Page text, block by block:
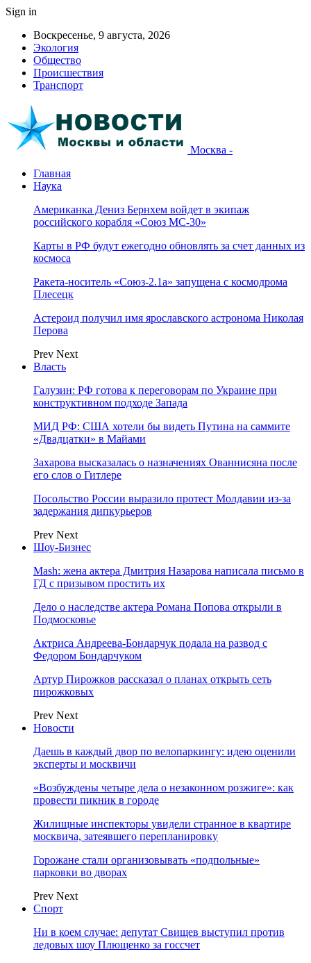
Sign in
Воскресенье, 9 августа, 2026
Экология
Общество
Происшествия
Транспорт
Москва -
Главная
Наука
Американка Дениз Бернхем войдет в экипаж
российского корабля «Союз МС-30»
Карты в РФ будут ежегодно обновлять за счет данных из
космоса
Ракета-носитель «Союз-2.1а» запущена с космодрома
Плесецк
Астероид получил имя ярославского астронома Николая
Перова
Prev Next
Власть
Галузин: РФ готова к переговорам по Украине при
конструктивном подходе Запада
МИД РФ: США хотели бы видеть Путина на саммите
«Двадцатки» в Майами
Захарова высказалась о назначениях Ованнисяна после
его слов о Гитлере
Посольство России выразило протест Молдавии из-за
задержания дипкурьеров
Prev Next
Шоу-Бизнес
Mash: жена актера Дмитрия Назарова написала письмо в
ГД с призывом простить их
Дело о наследстве актера Романа Попова открыли в
Подмосковье
Актриса Андреева-Бондарчук подала на развод с
Федором Бондарчуком
Артур Пирожков рассказал о планах открыть сеть
пирожковых
Prev Next
Новости
Даешь в каждый двор по велопаркингу: идею оценили
эксперты и москвичи
«Возбуждены четыре дела о незаконном розжиге»: как
провести пикник в городе
Жилищные инспекторы увидели странное в квартире
москвича, затеявшего перепланировку
Горожане стали организовывать «подпольные»
парковки во дворах
Prev Next
Спорт
Ни в коем случае: депутат Свищев выступил против
ледовых шоу Плющенко за госсчет